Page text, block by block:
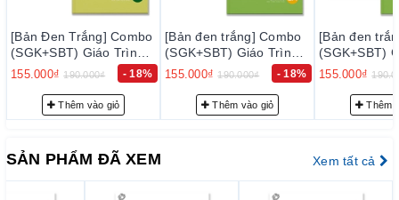
Đội ngũ tư vấn viên của chúng tôi sẽ tư vấn thông tin trước
bán hàng cho quý khách những sự lựa chọn phù hợp nhất với
nhu cầu… nhằm giảm thiểu tối đa mức đầu tư của quý khách.
3. Cam kết về phục vụ sau bán hàng:
– Giao hàng nhanh và đúng thời gian theo yêu cầu.
cho khách hàng.
– Quý khách được hưởng chính sách CSKH thân thiết.
[Bản đen trắng] Combo
(SGK+SBT) Giáo Trình
Tiếng Hàn Seoul 2A - 서
155.000₫ 190.000₫ - 18%
Thêm vào giỏ
[Bản đen trắng] Combo
(SGK+SBT) Giáo Trình
Tiếng Hàn Seoul 2B - 서
155.000₫ 190.000₫ - 18%
Thêm vào giỏ
[Bản đen
Tiếng Hàn
155.000₫
SẢN PHẨM ĐÃ XEM Xem tất cả